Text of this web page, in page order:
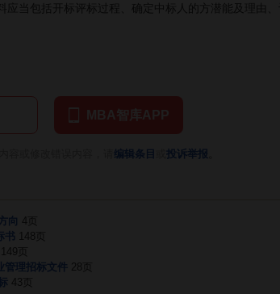
应当包括开标评标过程、确定中标人的方潜能及理由、
编辑条目 投诉举报
向
书 148页
149页
管理招标文件 28页
43页